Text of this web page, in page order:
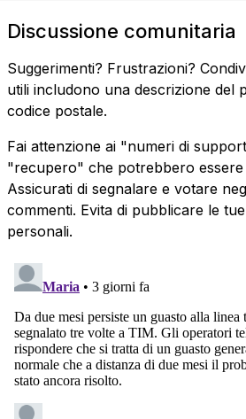
Discussione comunitaria
Suggerimenti? Frustrazioni?
utili includono una descrizione del
codice postale.
Fai attenzione ai "numeri di
"recupero" che potrebbero essere
Assicurati di segnalare e votare
commenti. Evita di pubblicare le
personali.